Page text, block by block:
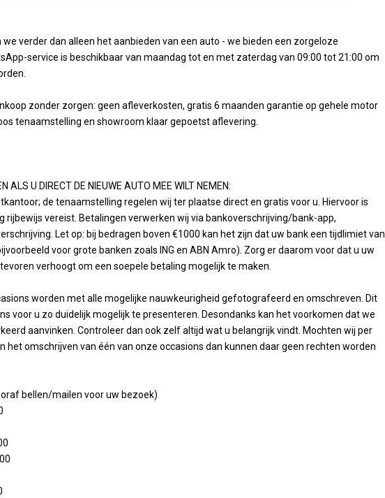
verder dan alleen het aanbieden van een auto - we bieden een zorgeloze
service is beschikbaar van maandag tot en met zaterdag van 09:00 tot 21:00 om
zonder zorgen: geen afleverkosten, gratis 6 maanden garantie op gehele motor
tenaamstelling en showroom klaar gepoetst aflevering.
ALS U DIRECT DE NIEUWE AUTO MEE WILT NEMEN:
de tenaamstelling regelen wij ter plaatse direct en gratis voor u. Hiervoor is
rijbewijs vereist. Betalingen verwerken wij via bankoverschrijving/bank-app,
Let op: bij bedragen boven €1000 kan het zijn dat uw bank een tijdlimiet van
voor grote banken zoals ING en ABN Amro). Zorg er daarom voor dat u uw
verhoogt om een soepele betaling mogelijk te maken.
worden met alle mogelijke nauwkeurigheid gefotografeerd en omschreven. Dit
voor u zo duidelijk mogelijk te presenteren. Desondanks kan het voorkomen dat we
aanvinken. Controleer dan ook zelf altijd wat u belangrijk vindt. Mochten wij per
het omschrijven van één van onze occasions dan kunnen daar geen rechten worden
bellen/mailen voor uw bezoek)